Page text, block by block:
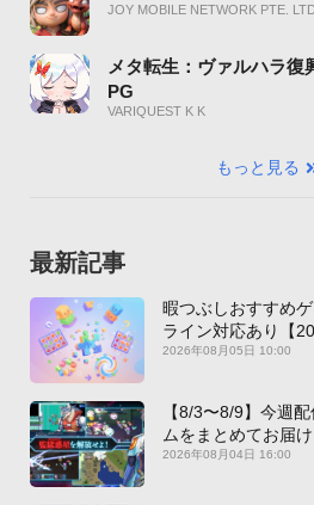
JOY MOBILE NETWORK PTE.
メタ転生：ヴァルハラ復
PG
VARIQUEST K K
もっと見る
最新記事
暇つぶしおすすめ
ライン対応あり【
2026年08月05日 10:00
【8/3〜8/9】今週
ムをまとめてお届
2026年08月04日 16:00